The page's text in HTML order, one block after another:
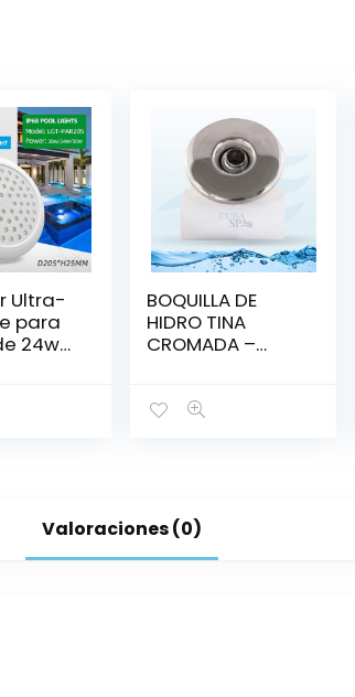
Ultra-
para
24w
BOQUILLA DE
HIDRO TINA
CROMADA –
Valoraciones (0)